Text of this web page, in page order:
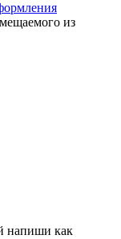
из
напиши как